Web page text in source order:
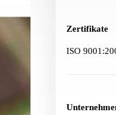
Zertifikate
ISO